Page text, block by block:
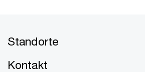
Standorte
Kontakt